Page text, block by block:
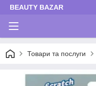
BEAUTY BAZAR
Товари та послуги